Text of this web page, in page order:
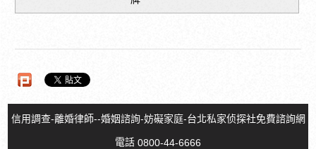
信用調查-離婚律師--婚姻諮詢-妨礙家庭-台北私家侦探社免費諮詢網
電話 0800-44-6666